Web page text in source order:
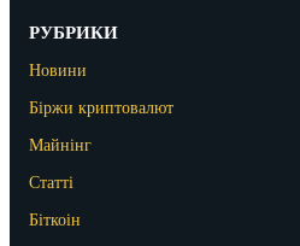
РУБРИКИ
Новини
Біржи криптовалют
Майнінг
Статті
Біткоін